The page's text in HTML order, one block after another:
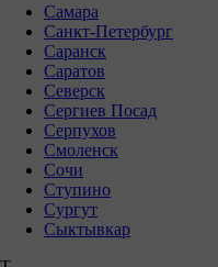
Самара
Санкт-Петербург
Саранск
Саратов
Северск
Сергиев Посад
Серпухов
Смоленск
Сочи
Ступино
Сургут
Сыктывкар